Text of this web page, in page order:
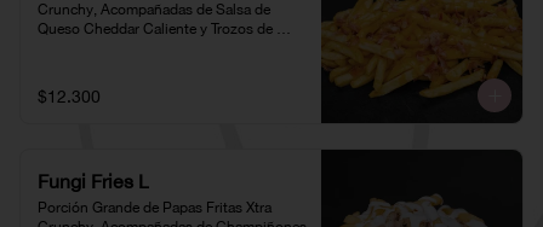
Crunchy, Acompañadas de Salsa de
Queso Cheddar Caliente y Trozos de
$12.300
Fungi Fries L
Porción Grande de Papas Fritas Xtra